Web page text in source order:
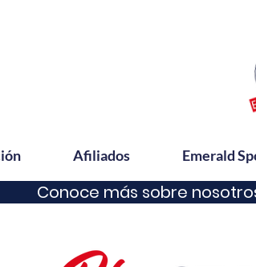
Afiliados Emerald
Conoce más sobre